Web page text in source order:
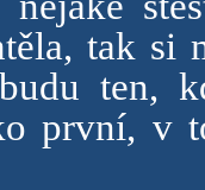
tak si
ten,
první, v